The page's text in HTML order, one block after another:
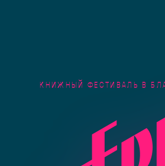
КНИЖНЫЙ ФЕСТИВАЛЬ В